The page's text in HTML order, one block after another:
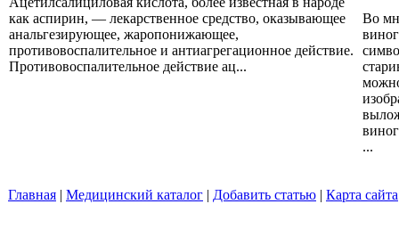
как аспирин, — лекарственное средство, оказывающее
анальгезирующее, жаропонижающее,
противовоспалительное и антиагрегационное действие.
Противовоспалительное действие ац...
Во
...
Главная | Медицинский каталог | Добавить статью | Карта сайта